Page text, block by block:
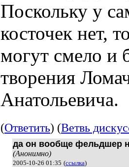
Поскольку у
косточек нет,
могут смело и
творения
Анатольевича.
Очки. (это
(Ответить) (Ветвь
да он вообще фельдшер
(Анонимно)
2005-10-26 01:35 (ссылка)